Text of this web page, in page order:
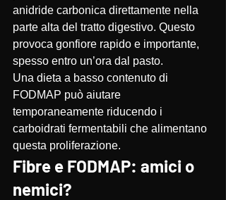
anidride carbonica direttamente nella
parte alta del tratto digestivo. Questo
provoca gonfiore rapido e importante,
spesso entro un’ora dal pasto.
Una dieta a basso contenuto di
FODMAP può aiutare
temporaneamente riducendo i
carboidrati fermentabili che alimentano
questa proliferazione.
Fibre e FODMAP: amici o
nemici?